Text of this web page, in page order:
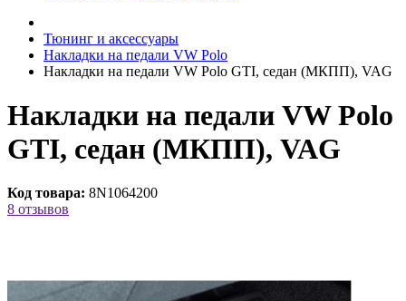
Тюнинг и аксессуары
Накладки на педали VW Polo
Накладки на педали VW Polo GTI, седан (МКПП), VAG
Накладки на педали VW Polo
GTI, седан (МКПП), VAG
Код товара: 8N1064200
8 отзывов